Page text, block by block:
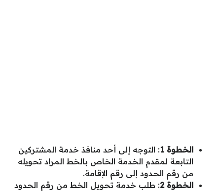
الخطوة 1
: التوجه إلى أحد منافذ خدمة المشتركين
التابعة لمقدم الخدمة الخاص بالخط المراد تحويله
من رقم الحدود إلى رقم الإقامة.
الخطوة 2 : طلب خدمة تحويل الخط من رقم الحدود